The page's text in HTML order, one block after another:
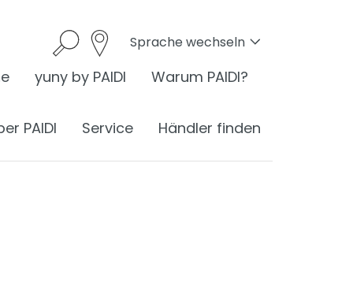
Sprache wechseln
yuny by PAIDI Warum PAIDI?
PAIDI Service Händler finden